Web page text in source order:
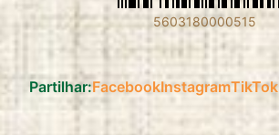
5603180000515
Partilhar:FacebookInstagramTikTok